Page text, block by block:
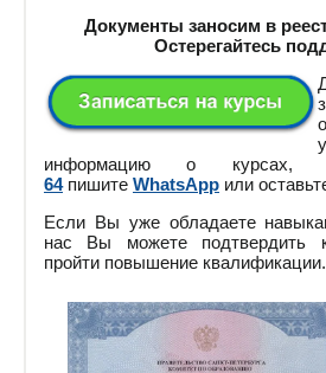
Документы заносим в
Остерегайтесь
информацию о курсах,
64пишите WhatsApp или
Если Вы уже обладаете
нас Вы можете подтвердить
пройти повышение квалификации.